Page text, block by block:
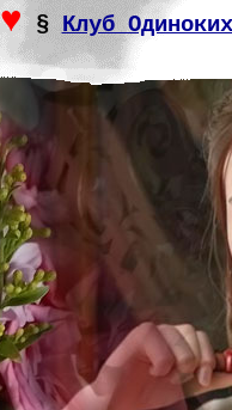
♥ § Клуб